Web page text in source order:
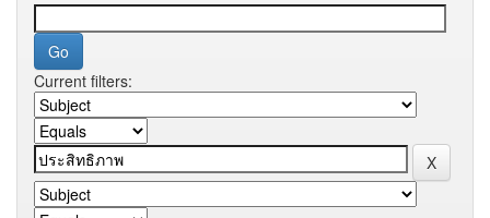
Current filters: